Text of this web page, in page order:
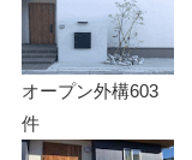
オープン外構603
件